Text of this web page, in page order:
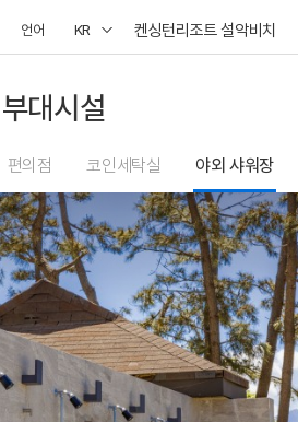
언어 KR 켄싱턴리조트 설악비치
부대시설
편의점 코인세탁실 야외 샤워장